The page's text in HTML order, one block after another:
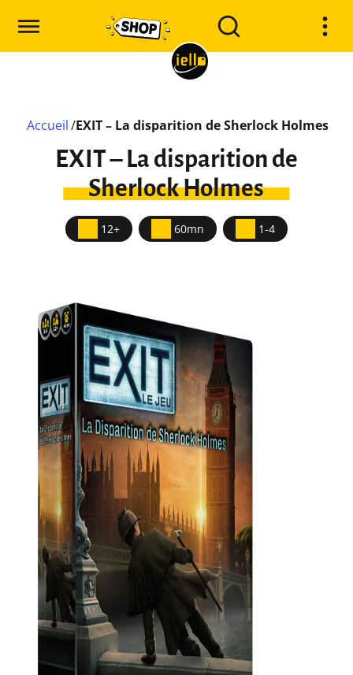
Accueil /EXIT – La disparition de Sherlock Holmes
EXIT – La disparition de
Sherlock Holmes
12+ 60mn 1-4